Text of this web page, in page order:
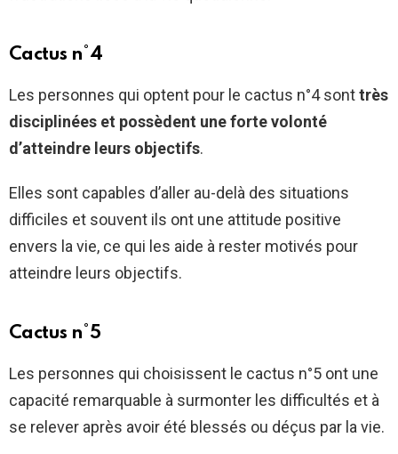
Cactus n°4
Les personnes qui optent pour le cactus n°4 sonttrès
disciplinées et possèdent une forte volonté
d’atteindre leurs objectifs.
Elles sont capables d’aller au-delà des situations
difficiles et souvent ils ont une attitude positive
envers la vie, ce qui les aide à rester motivés pour
atteindre leurs objectifs.
Cactus n°5
Les personnes qui choisissent le cactus n°5 ont une
capacité remarquable à surmonter les difficultés et à
se relever après avoir été blessés ou déçus par la vie.